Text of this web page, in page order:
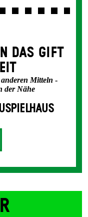
DAS GIFT
anderen Mitteln -
der Nähe